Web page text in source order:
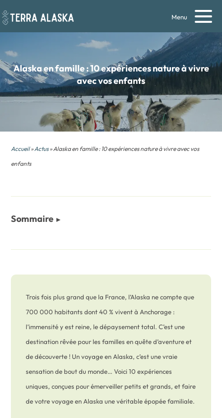
Menu
Alaska en famille : 10 expériences nature à vivre
avec vos enfants
Accueil»Actus» Alaska en famille : 10 expériences nature à vivre avec vos
enfants
Sommaire
Trois fois plus grand que la France, l’Alaska ne compte que
700 000 habitants dont 40 % vivent à Anchorage :
l’immensité y est reine, le dépaysement total. C’est une
destination rêvée pour les familles en quête d’aventure et
de découverte ! Un voyage en Alaska, c’est une vraie
sensation de bout du monde… Voici 10 expériences
uniques, conçues pour émerveiller petits et grands, et faire
de votre voyage en Alaska une véritable épopée familiale.